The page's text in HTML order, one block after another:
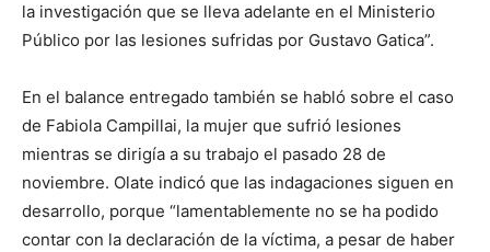
la investigación que se lleva adelante en el Ministerio
Público por las lesiones sufridas por Gustavo Gatica”.
En el balance entregado también se habló sobre el caso
de Fabiola Campillai, la mujer que sufrió lesiones
mientras se dirigía a su trabajo el pasado 28 de
noviembre. Olate indicó que las indagaciones siguen en
desarrollo, porque “lamentablemente no se ha podido
contar con la declaración de la víctima, a pesar de haber